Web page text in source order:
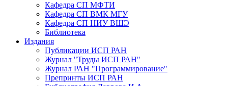
Кафедра СП МФТИ
Кафедра СП ВМК МГУ
Кафедра СП НИУ ВШЭ
Библиотека
Издания
Публикации ИСП РАН
Журнал "Труды ИСП РАН"
Журнал РАН "Программирование"
Препринты ИСП РАН